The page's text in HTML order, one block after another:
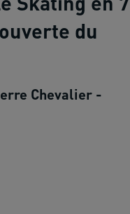
du
Chevalier -